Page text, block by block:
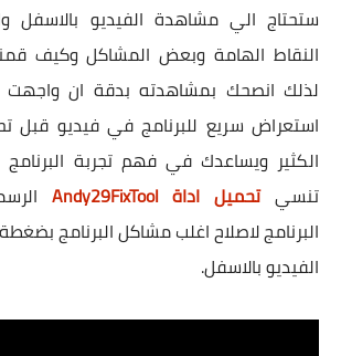
ستحتاج الي مشاهدة الفيديو
النقاط الهامة وبعض المشاكل وكيف
لذلك انصحك بمشاهدته بدقة ان
استعراض سريع للبرنامج في فيديو قبل
الكثير ويساعدك في فهم تجربة البرنامج
تنسيتحميل اداة Andy29FixTool
البرنامج لاصلاح اغلب مشاكل البرنامج
الفيديو بالاسفل.